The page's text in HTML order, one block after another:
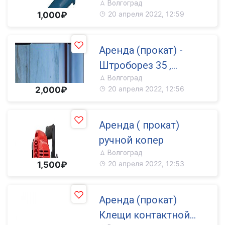
Волгоград
20 апреля 2022, 12:59
1,000₽
Аренда (прокат) -
Штроборез 35 ,
пылесос . Bosch
Волгоград
20 апреля 2022, 12:56
2,000₽
Аренда ( прокат)
ручной копер
Волгоград
20 апреля 2022, 12:53
1,500₽
Аренда (прокат)
Клещи контактной